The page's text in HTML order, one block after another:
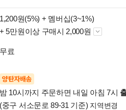
1,200원(5%) + 멤버십(3~1%)
+ 5만원이상 구매시 2,000원
무료
양탄자배송
밤 10시까지 주문하면 내일 아침 7시
(중구 서소문로 89-31 기준) 지역변경